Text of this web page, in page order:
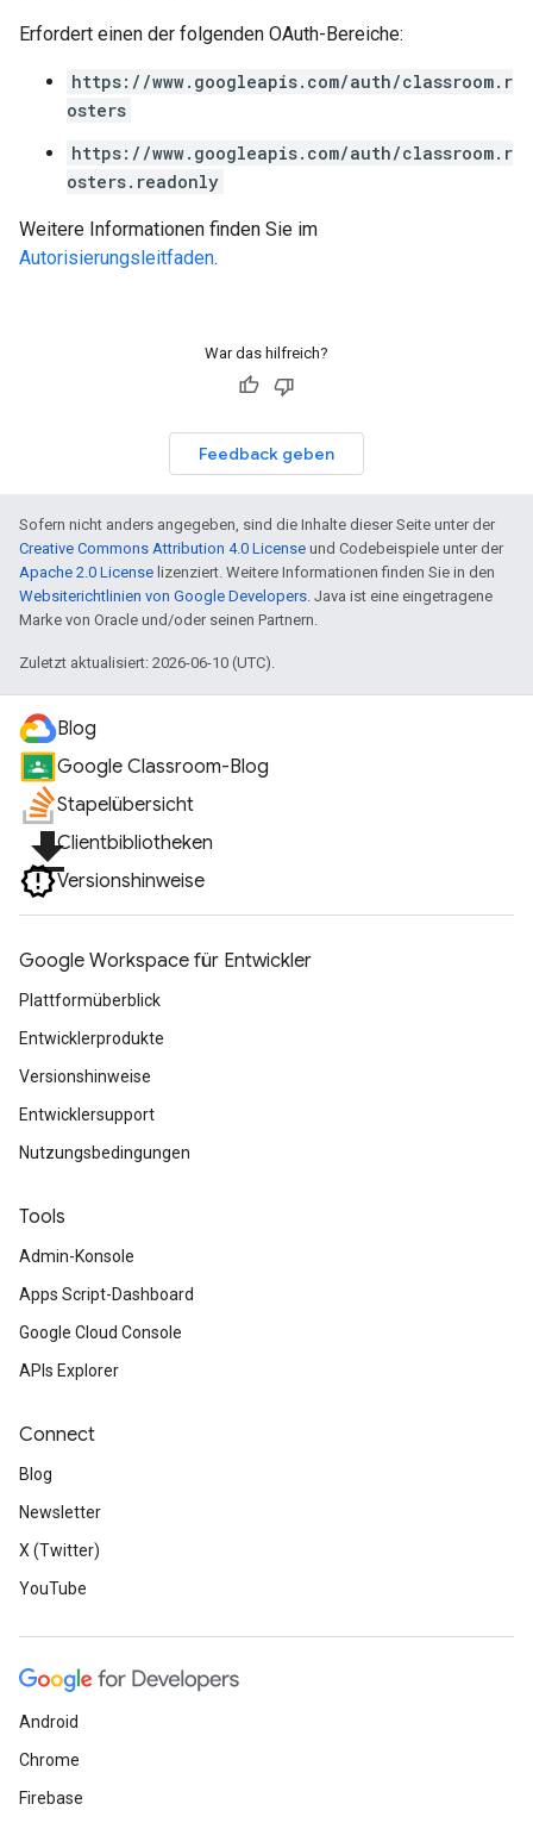
Erfordert einen der folgenden OAuth-Bereiche:
https://www.googleapis.com/auth/classroom.r
osters
https://www.googleapis.com/auth/classroom.r
osters.readonly
Weitere Informationen finden Sie im
Autorisierungsleitfaden.
War das hilfreich?
Feedback geben
Sofern nicht anders angegeben, sind die Inhalte dieser Seite unter der
Creative Commons Attribution 4.0 License und Codebeispiele unter der
Apache 2.0 License lizenziert. Weitere Informationen finden Sie in den
Websiterichtlinien von Google Developers. Java ist eine eingetragene
Marke von Oracle und/oder seinen Partnern.
Zuletzt aktualisiert: 2026-06-10 (UTC).
Blog
Google Classroom-Blog
Stapelübersicht
file_downloadClientbibliotheken
Versionshinweise
Google Workspace für Entwickler
Plattformüberblick
Entwicklerprodukte
Versionshinweise
Entwicklersupport
Nutzungsbedingungen
Tools
Admin-Konsole
Apps Script-Dashboard
Google Cloud Console
APIs Explorer
Connect
Blog
Newsletter
X (Twitter)
YouTube
Android
Chrome
Firebase